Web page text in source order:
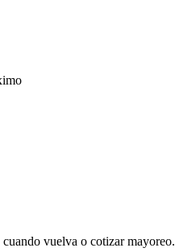
vuelva o cotizar mayoreo.